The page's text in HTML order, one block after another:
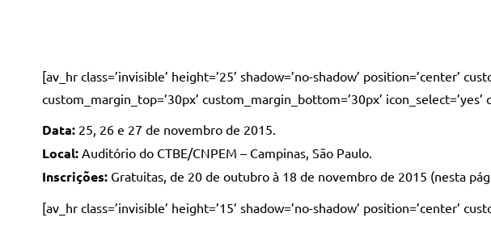
[av_hr class=’invisible’ height=’25’ shadow=’no-shadow’ position=’center’
custom_margin_top=’30px’ custom_margin_bottom=’30px’
Data: 25, 26 e 27 de novembro de 2015.
Local: Auditório do CTBE/CNPEM – Campinas, São Paulo.
Inscrições: Gratuitas, de 20 de outubro à 18 de novembro de 2015 (nesta
[av_hr class=’invisible’ height=’15’ shadow=’no-shadow’ position=’center’